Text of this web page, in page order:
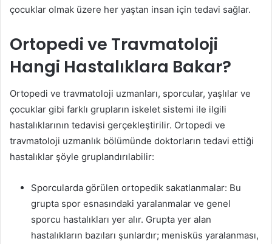
çocuklar olmak üzere her yaştan insan için tedavi sağlar.
Ortopedi ve Travmatoloji
Hangi Hastalıklara Bakar?
Ortopedi ve travmatoloji uzmanları, sporcular, yaşlılar ve
çocuklar gibi farklı grupların iskelet sistemi ile ilgili
hastalıklarının tedavisi gerçekleştirilir. Ortopedi ve
travmatoloji uzmanlık bölümünde doktorların tedavi ettiği
hastalıklar şöyle gruplandırılabilir:
Sporcularda görülen ortopedik sakatlanmalar: Bu
grupta spor esnasındaki yaralanmalar ve genel
sporcu hastalıkları yer alır. Grupta yer alan
hastalıkların bazıları şunlardır; menisküs yaralanması,